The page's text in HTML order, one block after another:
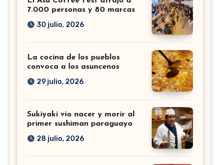
7.000 personas y 80 marcas
30 julio, 2026
La cocina de los pueblos
convoca a los asuncenos
29 julio, 2026
Sukiyaki vio nacer y morir al
primer sushiman paraguayo
28 julio, 2026